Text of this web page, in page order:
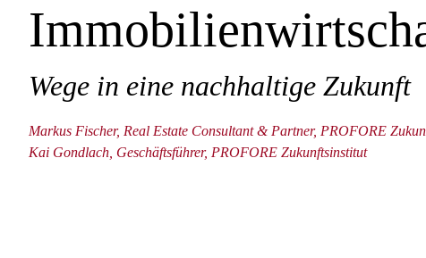
Wege in eine nachhaltige Zukunft
Markus Fischer, Real Estate Consultant & Partner, PROFORE
Kai Gondlach, Geschäftsführer, PROFORE Zukunftsinstitut